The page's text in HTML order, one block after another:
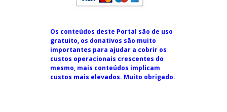
Os conteúdos deste Portal são de uso
gratuito, os donativos são muito
importantes para ajudar a cobrir os
custos operacionais crescentes do
mesmo, mais conteúdos implicam
custos mais elevados. Muito obrigado.